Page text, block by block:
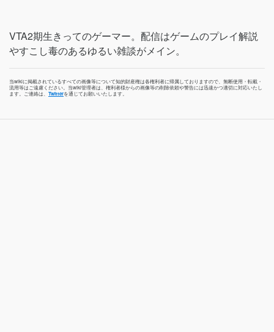
VTA2期生きってのゲーマー。配信はゲームのプレイ解説
やすこし毒のあるゆるい雑談がメイン。
当wikiに掲載されているすべての画像等について知的財産権は各権利者に帰属しておりますので、無断使用・転載・
流用等はご遠慮ください。当wiki管理者は、権利者様からの画像等の削除依頼や警告には迅速かつ適切に対応いたし
ます。ご連絡は、 Twitterを通じてお願いいたします。